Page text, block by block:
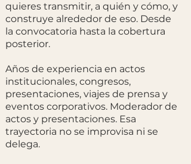
quieres transmitir, a quién y cómo, y
construye alrededor de eso. Desde
la convocatoria hasta la cobertura
posterior.
Años de experiencia en actos
institucionales, congresos,
presentaciones, viajes de prensa y
eventos corporativos. Moderador de
actos y presentaciones. Esa
trayectoria no se improvisa ni se
delega.